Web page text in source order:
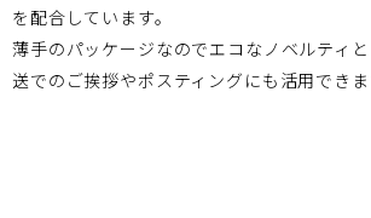
を配合しています。
薄手のパッケージなのでエコなノベルティ
送でのご挨拶やポスティングにも活用できま